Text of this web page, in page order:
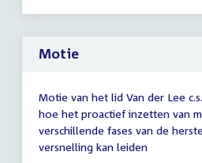
Motie
Motie van het lid Van der Lee
hoe het proactief inzetten van
verschillende fases van de
versnelling kan leiden